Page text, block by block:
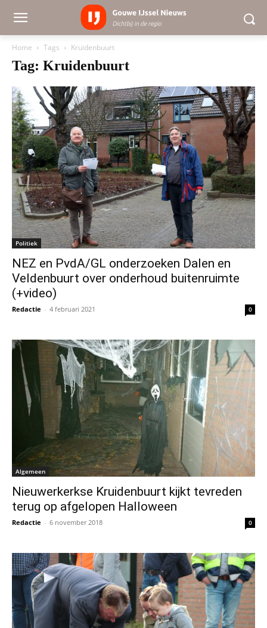
Home Tags Kruidenbuurt
Tag: Kruidenbuurt
Politiek
NEZ en PvdA/GL onderzoeken Dalen en
Veldenbuurt over onderhoud buitenruimte
(+video)
Redactie - 4 februari 2021 0
Algemeen
Nieuwerkerkse Kruidenbuurt kijkt tevreden
terug op afgelopen Halloween
Redactie - 6 november 2018 0